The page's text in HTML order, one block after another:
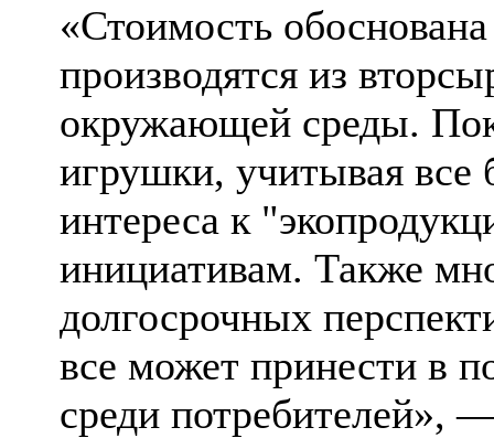
«Стоимость
производятся из
окружающей среды.
игрушки, учитывая все
интереса к
инициативам. Также
долгосрочных
все может принести в
среди потребителей»,